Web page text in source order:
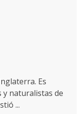
Es
y naturalistas de
...